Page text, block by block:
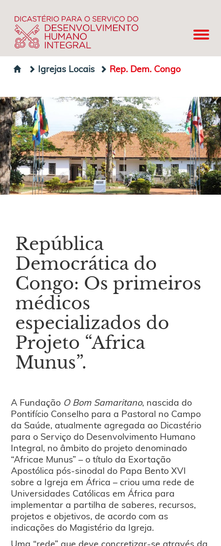
Igrejas Locais Rep. Dem. Congo
República
Democrática do
Congo: Os primeiros
médicos
especializados do
Projeto “Africa
Munus”.
A Fundação O Bom Samaritano, nascida do
Pontifício Conselho para a Pastoral no Campo
da Saúde, atualmente agregada ao Dicastério
para o Serviço do Desenvolvimento Humano
Integral, no âmbito do projeto denominado
“Africae Munus” – o título da Exortação
Apostólica pós-sinodal do Papa Bento XVI
sobre a Igreja em África – criou uma rede de
Universidades Católicas em África para
implementar a partilha de saberes, recursos,
projetos e objetivos, de acordo com as
indicações do Magistério da Igreja.
Uma “rede” que deve concretizar-se através da